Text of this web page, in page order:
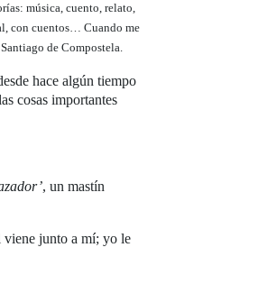
música, cuento, relato,
con cuentos… Cuando me
de Compostela.
hace algún tiempo
cosas importantes
, un mastín
viene junto a mí; yo le